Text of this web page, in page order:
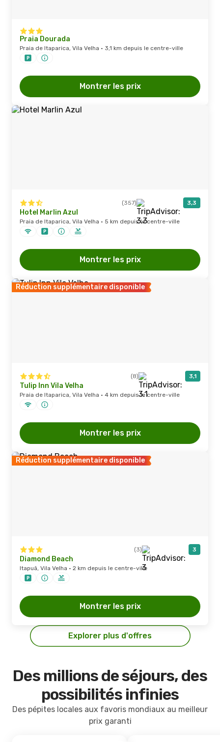
Praia Dourada
Praia de Itaparica, Vila Velha · 3,1 km depuis le centre-ville
Montrer les prix
(357) 3,3
Hotel Marlin Azul
Praia de Itaparica, Vila Velha · 5 km depuis le centre-ville
Montrer les prix
Réduction supplémentaire disponible
(8) 3,1
Tulip Inn Vila Velha
Praia de Itaparica, Vila Velha · 4 km depuis le centre-ville
Montrer les prix
Réduction supplémentaire disponible
(3) 3
Diamond Beach
Itapuã, Vila Velha · 2 km depuis le centre-ville
Montrer les prix
Explorer plus d'offres
Des millions de séjours, des
possibilités infinies
Des pépites locales aux favoris mondiaux au meilleur
prix garanti